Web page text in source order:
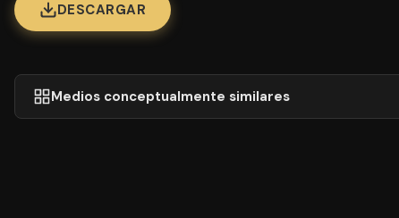
DESCARGAR
Medios conceptualmente similares